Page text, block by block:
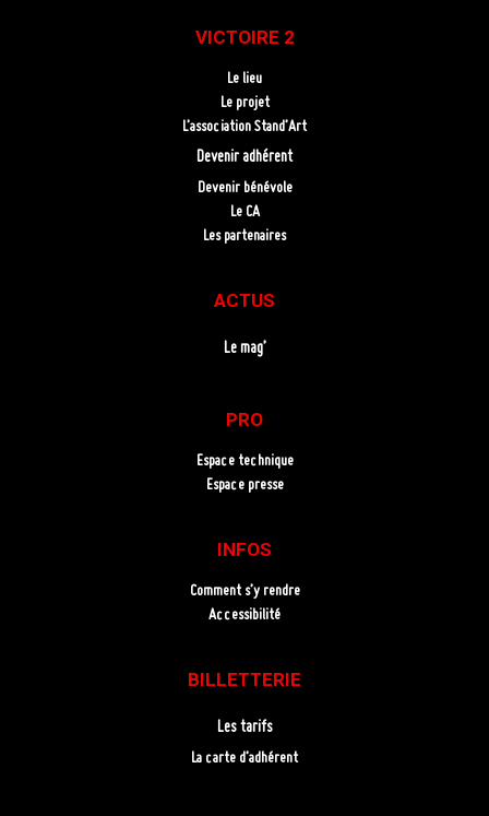
VICTOIRE 2
Le lieu
Le projet
L’association Stand’Art
Devenir adhérent
Devenir bénévole
Le CA
Les partenaires
ACTUS
Le mag’
PRO
Espace technique
Espace presse
INFOS
Comment s’y rendre
Accessibilité
BILLETTERIE
Les tarifs
La carte d’adhérent